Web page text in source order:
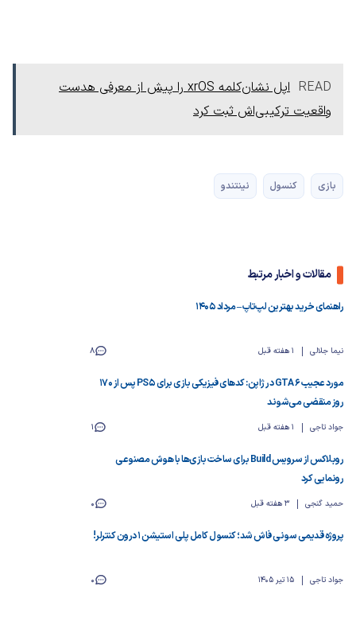
READ
اپل نشان‌کلمه xrOS را پیش از معرفی هدست
واقعیت ترکیبی‌اش ثبت کرد
بازی کنسول نینتندو
مقالات و اخبار مرتبط
راهنمای خرید بهترین لپ‌تاپ – مرداد ۱۴۰۵
نیما جلالی 1 هفته قبل 8
مورد عجیب GTA 6 در ژاپن: کدهای فیزیکی بازی برای PS5 پس از ۱۷۰
روز منقضی می‌شوند
جواد تاجی 1 هفته قبل 1
روبلاکس از سرویس Build برای ساخت بازی‌ها با هوش مصنوعی
رونمایی کرد
حمید گنجی 3 هفته قبل 0
پروژه قدیمی سونی فاش شد؛ کنسول کامل پلی استیشن 1 درون کنترلر!
جواد تاجی 15 تیر 1405 0